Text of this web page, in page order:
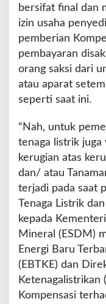
bersifat final dan
izin usaha
pemberian
pembayaran
orang saksi dari
atau aparat
seperti saat ini.
“Nah, untuk
tenaga listrik
kerugian atas
dan/ atau
terjadi pada saat
Tenaga Listrik
kepada
Mineral (ESDM)
Energi Baru
(EBTKE) dan
Ketenagalistrikan
Kompensasi